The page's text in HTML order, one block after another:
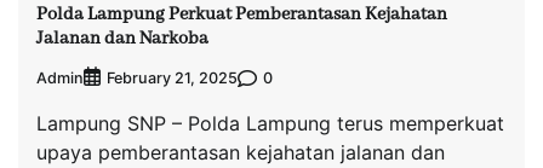
Polda Lampung Perkuat Pemberantasan Kejahatan
Jalanan dan Narkoba
Admin February 21, 2025 0
Lampung SNP – Polda Lampung terus memperkuat
upaya pemberantasan kejahatan jalanan dan